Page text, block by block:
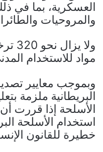
العسكرية، بما في
والمروحيات
ولا
مواد للاستخدام
وبموجب معايير
البريطانية ملزمة
الأسلحة إذا قررت
استخدام الأسلحة
خطيرة للقانون